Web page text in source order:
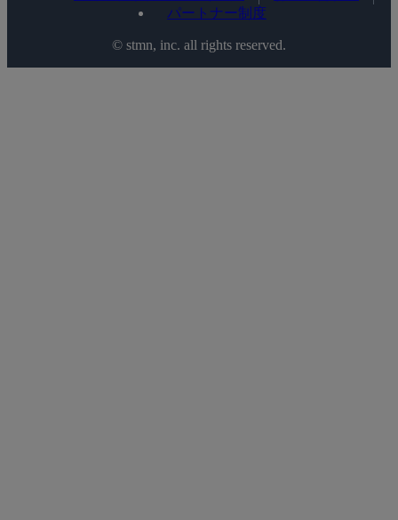
パートナー制度
©️ stmn, inc. all rights reserved.